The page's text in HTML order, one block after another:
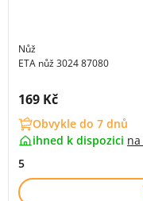
Nůž
ETA nůž 3024 87080
Cena s DPH:
169 Kč
Obvykle do 7 dnů
ihned k dispozici na
5